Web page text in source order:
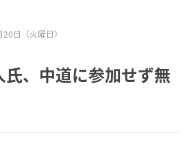
日（火曜日）
、中道に参加せず無